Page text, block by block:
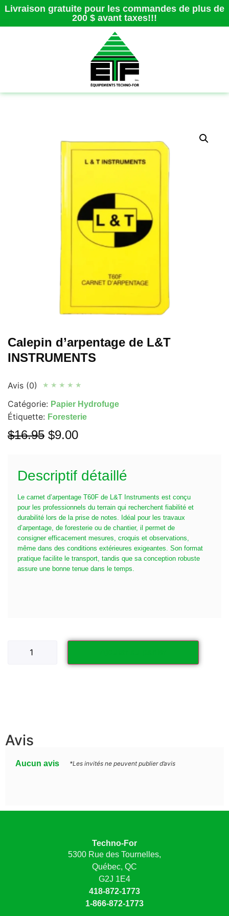
Livraison gratuite pour les commandes de plus de
200 $ avant taxes!!!
Calepin d’arpentage de L&T
INSTRUMENTS
Avis (0) ★ ★ ★ ★ ★
Catégorie: Papier Hydrofuge
Étiquette: Foresterie
$16.95 $9.00
Descriptif détaillé
Le carnet d’arpentage T60F de L&T Instruments est conçu
pour les professionnels du terrain qui recherchent fiabilité et
durabilité lors de la prise de notes. Idéal pour les travaux
d’arpentage, de foresterie ou de chantier, il permet de
consigner efficacement mesures, croquis et observations,
même dans des conditions extérieures exigeantes. Son format
pratique facilite le transport, tandis que sa conception robuste
assure une bonne tenue dans le temps.
Avis
Aucun avis *Les invités ne peuvent publier d’avis
Techno-For
5300 Rue des Tournelles,
Québec, QC
G2J 1E4
418-872-1773
1-866-872-1773